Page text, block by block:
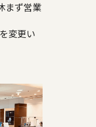
まず営業
変更い